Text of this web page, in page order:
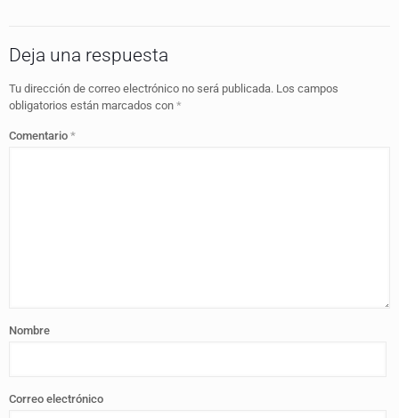
Deja una respuesta
Tu dirección de correo electrónico no será publicada. Los campos
obligatorios están marcados con *
Comentario *
Nombre
Correo electrónico